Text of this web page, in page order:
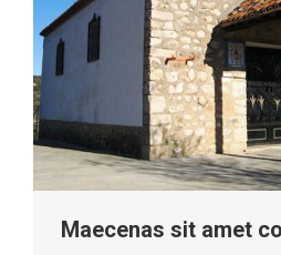
Maecenas sit amet